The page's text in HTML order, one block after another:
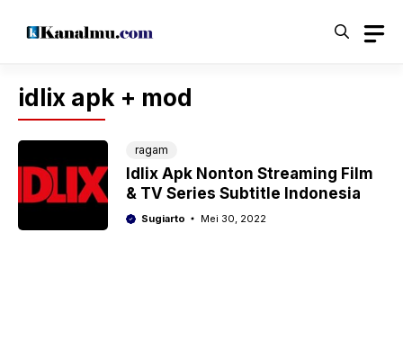
idlix apk + mod
ragam
Idlix Apk Nonton Streaming Film
& TV Series Subtitle Indonesia
Sugiarto Mei 30, 2022